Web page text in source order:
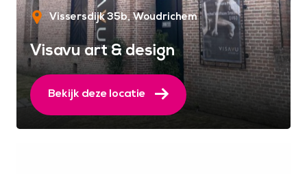
Vissersdijk 35b Woudrichem
Visavu art & design
Bekijk deze locatie